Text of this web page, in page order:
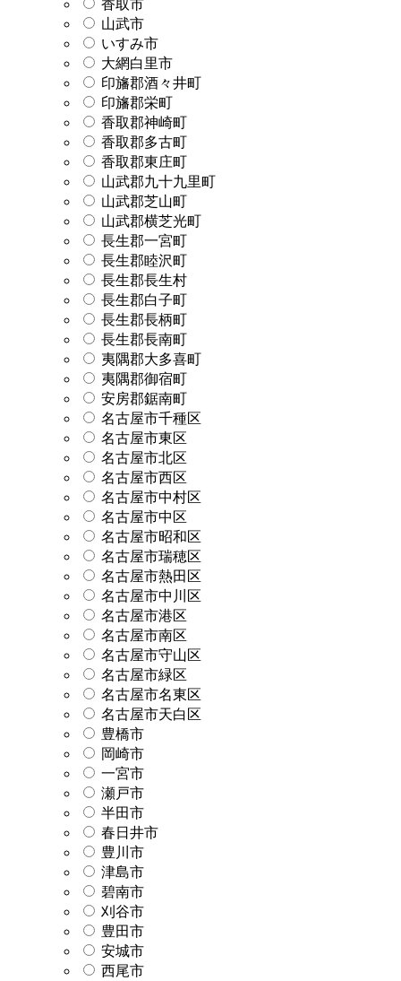
香取市
山武市
いすみ市
大網白里市
印旛郡酒々井町
印旛郡栄町
香取郡神崎町
香取郡多古町
香取郡東庄町
山武郡九十九里町
山武郡芝山町
山武郡横芝光町
長生郡一宮町
長生郡睦沢町
長生郡長生村
長生郡白子町
長生郡長柄町
長生郡長南町
夷隅郡大多喜町
夷隅郡御宿町
安房郡鋸南町
名古屋市千種区
名古屋市東区
名古屋市北区
名古屋市西区
名古屋市中村区
名古屋市中区
名古屋市昭和区
名古屋市瑞穂区
名古屋市熱田区
名古屋市中川区
名古屋市港区
名古屋市南区
名古屋市守山区
名古屋市緑区
名古屋市名東区
名古屋市天白区
豊橋市
岡崎市
一宮市
瀬戸市
半田市
春日井市
豊川市
津島市
碧南市
刈谷市
豊田市
安城市
西尾市